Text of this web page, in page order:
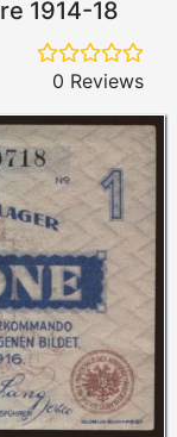
1914-18
0 Reviews